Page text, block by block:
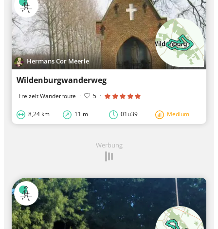
Hermans Cor Meerle
Wildenburgwanderweg
Freizeit Wanderroute · 5 ·
8,24 km 11 m 01u39 Medium
Werbung